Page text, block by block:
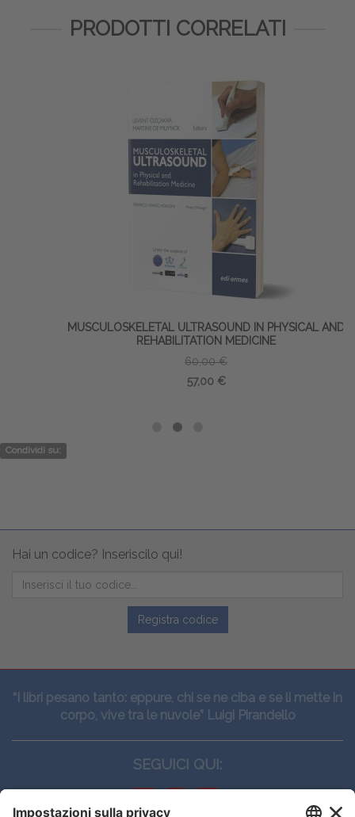
PRODOTTI CORRELATI
MUSCULOSKELETAL ULTRASOUND IN PHYSICAL AND
REHABILITATION MEDICINE
60,00 €
57,00 €
Condividi su:
Hai un codice? Inseriscilo qui!
Registra codice
“I libri pesano tanto: eppure, chi se ne ciba e se li mette in
corpo, vive tra le nuvole” Luigi Pirandello
SEGUICI QUI: